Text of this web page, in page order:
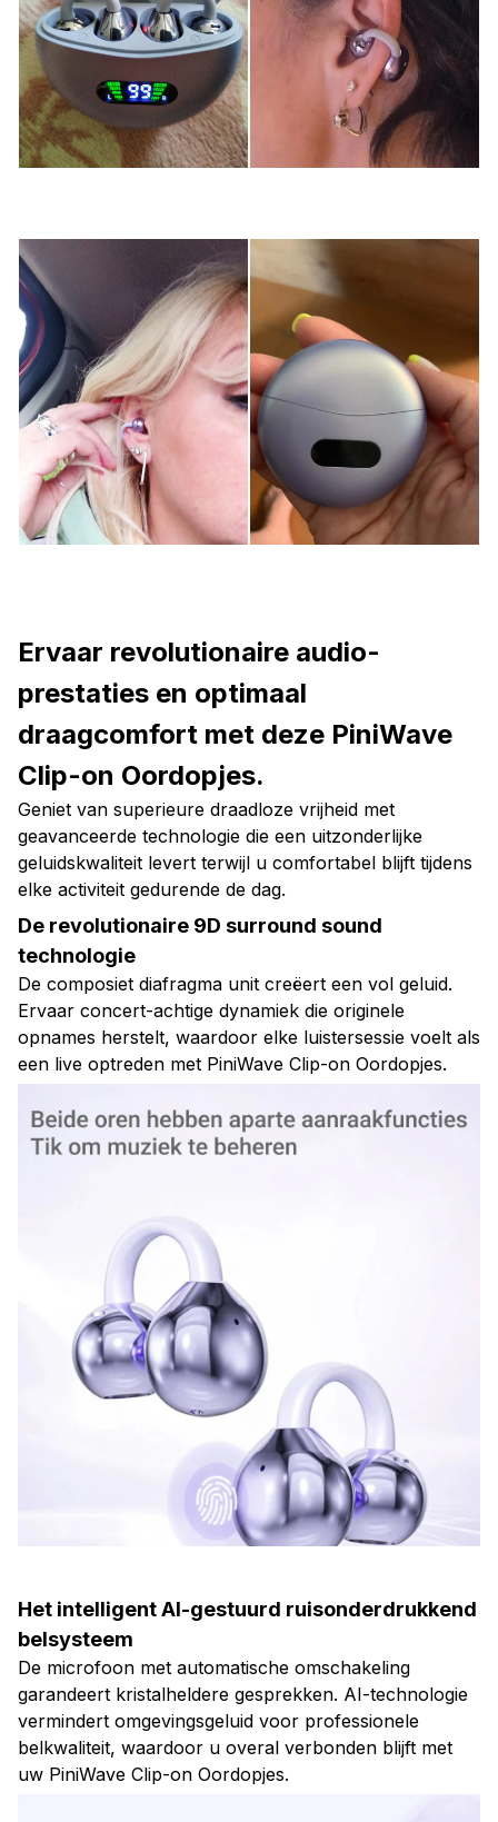
Ervaar revolutionaire audio-
prestaties en optimaal
draagcomfort met deze PiniWave
Clip-on Oordopjes.
Geniet van superieure draadloze vrijheid met
geavanceerde technologie die een uitzonderlijke
geluidskwaliteit levert terwijl u comfortabel blijft tijdens
elke activiteit gedurende de dag.
De revolutionaire 9D surround sound
technologie
De composiet diafragma unit creëert een vol geluid.
Ervaar concert-achtige dynamiek die originele
opnames herstelt, waardoor elke luistersessie voelt als
een live optreden met PiniWave Clip-on Oordopjes.
Het intelligent AI-gestuurd ruisonderdrukkend
belsysteem
De microfoon met automatische omschakeling
garandeert kristalheldere gesprekken. AI-technologie
vermindert omgevingsgeluid voor professionele
belkwaliteit, waardoor u overal verbonden blijft met
uw PiniWave Clip-on Oordopjes.